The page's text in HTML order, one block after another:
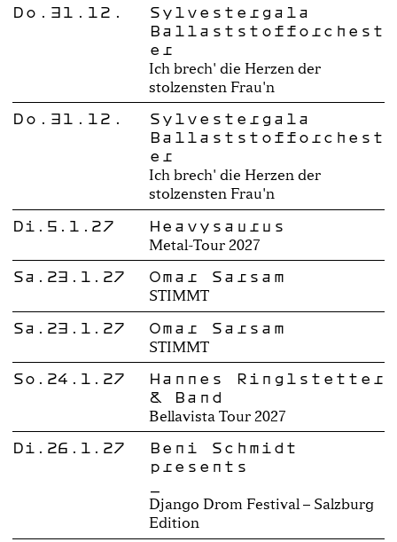
Do.31.12.
Sylvestergala
Ballaststofforchest
er
Ich brech' die Herzen der
stolzensten Frau'n
Do.31.12.
Sylvestergala
Ballaststofforchest
er
Ich brech' die Herzen der
stolzensten Frau'n
Di.5.1.27 Heavysaurus
Metal-Tour 2027
Sa.23.1.27 Omar Sarsam
STIMMT
Sa.23.1.27 Omar Sarsam
STIMMT
So.24.1.27
Hannes Ringlstetter
& Band
Bellavista Tour 2027
Di.26.1.27
Beni Schmidt
presents
Django Drom Festival – Salzburg
Edition